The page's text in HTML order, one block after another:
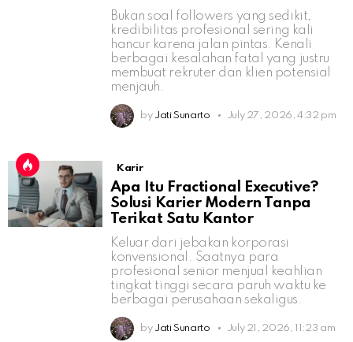
Bukan soal followers yang sedikit,
kredibilitas profesional sering kali
hancur karena jalan pintas. Kenali
berbagai kesalahan fatal yang justru
membuat rekruter dan klien potensial
menjauh.
by Jati Sunarto July 27, 2026, 4:32 pm
Karir
Apa Itu Fractional Executive?
Solusi Karier Modern Tanpa
Terikat Satu Kantor
Keluar dari jebakan korporasi
konvensional. Saatnya para
profesional senior menjual keahlian
tingkat tinggi secara paruh waktu ke
berbagai perusahaan sekaligus.
by Jati Sunarto July 21, 2026, 11:23 am